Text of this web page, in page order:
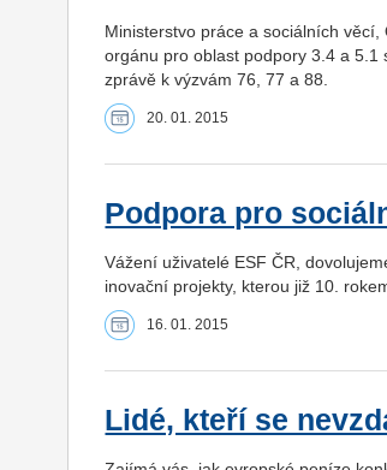
Ministerstvo práce a sociálních
orgánu pro oblast podpory 3.4 a
zprávě k výzvám 76, 77 a 88.
20. 01. 2015
Podpora pro
Vážení uživatelé ESF ČR,
inovační projekty, kterou již 10.
16. 01. 2015
Lidé, kteří se